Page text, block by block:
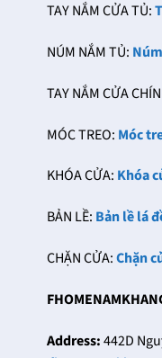
TAY NẮM CỬA TỦ:
NÚM NẮM TỦ:
TAY NẮM CỬA
MÓC TREO: Móc
KHÓA CỬA: Khóa
BẢN LỀ: Bản lề lá
CHẶN CỬA:Chặn
Address:442D